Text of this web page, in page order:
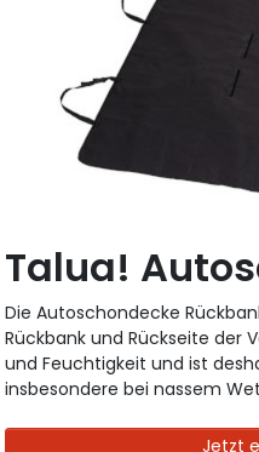
Talua!
Die Autoschondecke
Rückbank und Rückseite der
und Feuchtigkeit und ist
insbesondere bei nassem
Jetzt